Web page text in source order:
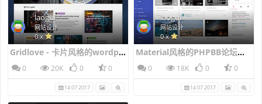
laogui
网站设计
0 x
Gridlove - 卡片风格的wordpress新闻主题风格
0 20K 0 0
14 07 2017
laogui
网站设计
0 x
Material风格的PHPBB论坛风格
0 18K 0 0
14 07 2017